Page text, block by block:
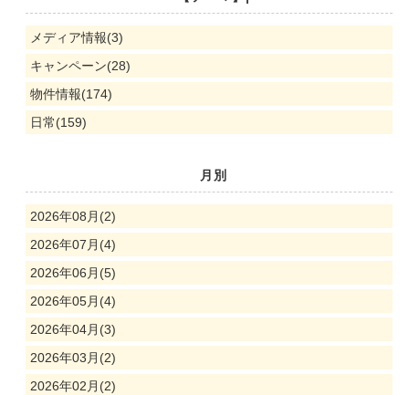
メディア情報(3)
キャンペーン(28)
物件情報(174)
日常(159)
月別
2026年08月(2)
2026年07月(4)
2026年06月(5)
2026年05月(4)
2026年04月(3)
2026年03月(2)
2026年02月(2)